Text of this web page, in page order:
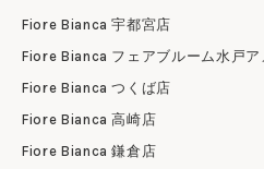
Fiore Bianca 宇都宮店
Fiore Bianca フェアブルーム水戸
Fiore Bianca つくば店
Fiore Bianca 高崎店
Fiore Bianca 鎌倉店